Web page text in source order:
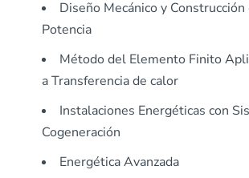
Diseño Mecánico y
Potencia
Método del Elemento Finito
a Transferencia de calor
Instalaciones Energéticas con
Cogeneración
Energética Avanzada